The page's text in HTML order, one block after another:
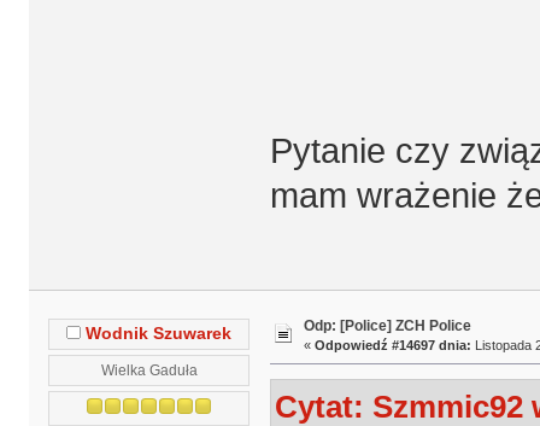
Pytanie czy
mam wrażenie
Wodnik Szuwarek
Wielka Gaduła
Odp: [Police] ZCH Police
« Odpowiedź #14697 dnia: Listopada
Cytat: Szmmic92